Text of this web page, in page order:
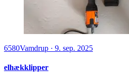
6580Vamdrup · 9. sep. 2025
elhækklipper